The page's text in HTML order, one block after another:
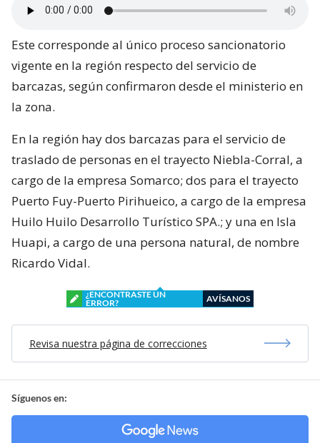
Este corresponde al único proceso sancionatorio
vigente en la región respecto del servicio de
barcazas, según confirmaron desde el ministerio en
la zona.
En la región hay dos barcazas para el servicio de
traslado de personas en el trayecto Niebla-Corral, a
cargo de la empresa Somarco; dos para el trayecto
Puerto Fuy-Puerto Pirihueico, a cargo de la empresa
Huilo Huilo Desarrollo Turístico SPA.; y una en Isla
Huapi, a cargo de una persona natural, de nombre
Ricardo Vidal.
¿ENCONTRASTE UN
ERROR?
AVÍSANOS
Revisa nuestra página de correcciones
Síguenos en: